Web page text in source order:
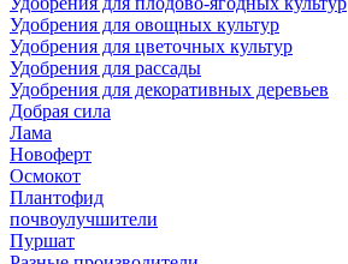
Удобрения для овощных культур
Удобрения для цветочных культур
Удобрения для рассады
Удобрения для декоративных деревьев
Добрая сила
Лама
Новоферт
Осмокот
Плантофид
почвоулучшители
Пуршат